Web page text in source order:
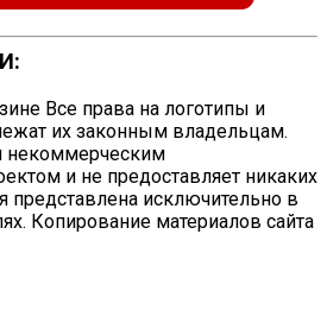
Все права на логотипы и
их законным владельцам.
некоммерческим
и не предоставляет никаких
представлена исключительно в
Копирование материалов сайта